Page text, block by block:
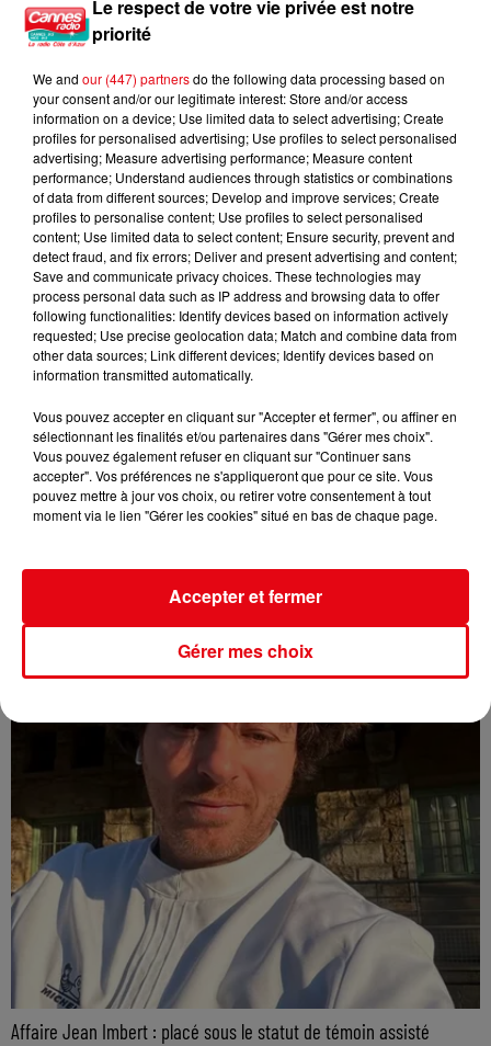
Nice : Éric Ciotti saisit la justice après une chanson polémique
Nice : un salon de coiffure fermé après un contrôle
Affaire Jean Imbert : placé sous le statut de témoin assisté
Le respect de votre vie privée est notre
priorité
We and our (447) partnersdo the following data processing based on
your consent and/or our legitimate interest: Store and/or access
information on a device; Use limited data to select advertising; Create
profiles for personalised advertising; Use profiles to select personalised
advertising; Measure advertising performance; Measure content
performance; Understand audiences through statistics or combinations
of data from different sources; Develop and improve services; Create
profiles to personalise content; Use profiles to select personalised
content; Use limited data to select content; Ensure security, prevent and
detect fraud, and fix errors; Deliver and present advertising and content;
Save and communicate privacy choices. These technologies may
process personal data such as IP address and browsing data to offer
following functionalities: Identify devices based on information actively
requested; Use precise geolocation data; Match and combine data from
other data sources; Link different devices; Identify devices based on
information transmitted automatically.
Vous pouvez accepter en cliquant sur "Accepter et fermer", ou affiner en
sélectionnant les finalités et/ou partenaires dans "Gérer mes choix".
Vous pouvez également refuser en cliquant sur "Continuer sans
accepter". Vos préférences ne s'appliqueront que pour ce site. Vous
pouvez mettre à jour vos choix, ou retirer votre consentement à tout
moment via le lien "Gérer les cookies" situé en bas de chaque page.
Gérer mes choix
Accepter et fermer